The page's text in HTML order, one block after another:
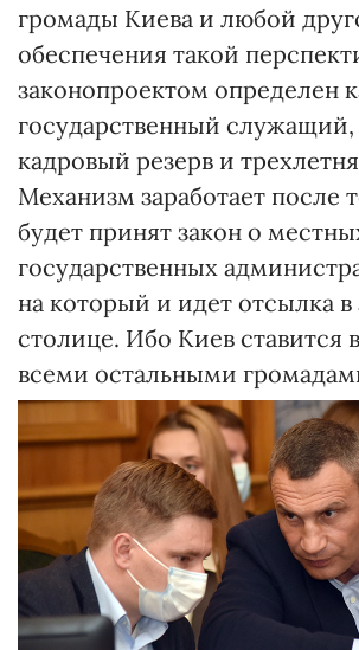
громады Киева и любой
обеспечения такой
законопроектом определен
государственный служащий,
кадровый резерв и
Механизм заработает после
будет принят закон о
государственных
на который и идет отсылка в
столице. Ибо Киев ставится
всеми остальными